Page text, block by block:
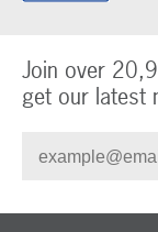
Join over
get our latest